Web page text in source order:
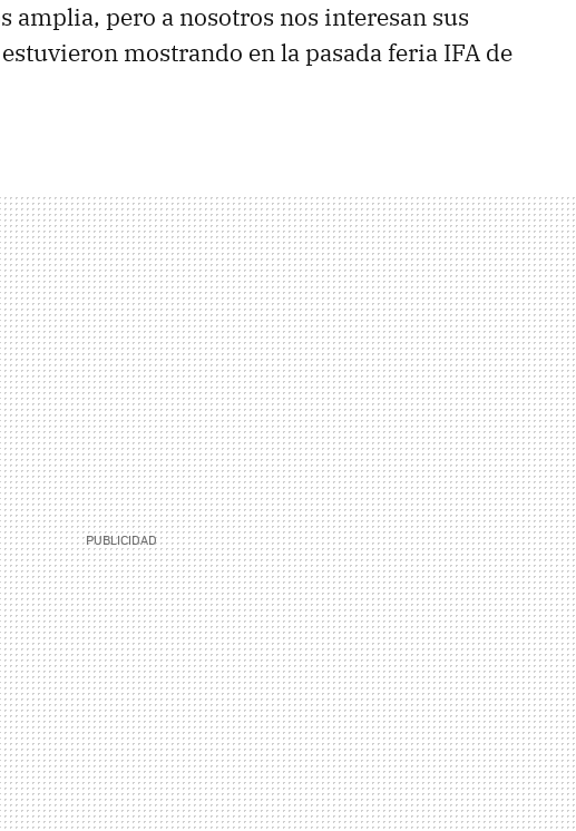
amplia, pero a nosotros nos interesan sus
mostrando en la pasada feria IFA de